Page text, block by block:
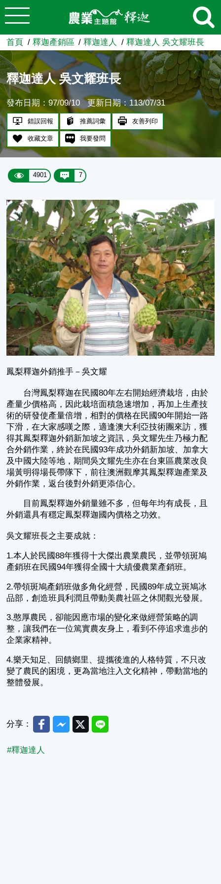
跳到主要內容
農業知識入口網
首頁 釋迦產銷區 釋迦達人 釋迦達人 吳文耀班長
釋迦達人 吳文耀班長
發布日期：97/09/10 更新日期：113/07/31
錯誤回報 推薦詞彙 友善列印
收藏文章 我要發問
4901 7
鳳梨釋迦外銷推手－吳文耀
台灣鳳梨釋迦在民國80年左右開始經濟栽培，由於
產量少價格高，因此栽培面積急速增加，再加上生產技
術的研發使產量倍增，相對的價格在民國90年開始一路
下滑，在大家感嘆之際，適逢澳大利亞技術團來訪，獲
得其鳳梨釋迦外銷新加坡之資訊，吳文耀先生乃極力配
合外銷作業，終於在民國93年成功外銷新加坡、加拿大
及中國大陸等地，期間吳文耀先生亦在台東區農業改良
場黃明得場長帶隊下，前往澳洲觀摩其鳳梨釋迦產業及
外銷作業，返台後對外銷更添信心。
目前鳳梨釋迦外銷量雖不多，但每年均有成長，且
外銷還具有穩定鳳梨釋迦國內價格之功效。
吳文耀班長之主要成就：
1.本人於民國88年獲得十大傑出農業農民，並帶領斑鳩
產銷班在民國94年獲得全國十大績優農業產銷班。
2.帶領斑鳩產銷班做多角化經營，民國89年成立斑鳩冰
品部，創造班員利潤且帶動美農社區之休閒觀光發展。
3.憨厚農民，卻能因應市場的變化來做經營策略的調
整，讓我們在一位篤實農友身上，看到不停追求進步的
企業家精神。
4.樂天知足、回饋鄉里、提攜後進的人格特質，不只改
變了農民的困境，更為當地注入文化精神，帶動當地的
整體發展。
分享： FacebookMessenger
TwitterLine
#釋迦達人